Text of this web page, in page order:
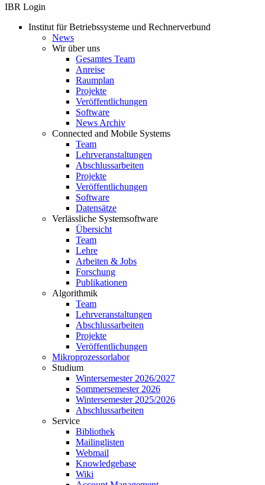
IBR Login
Institut für Betriebssysteme und Rechnerverbund
News
Wir über uns
Gesamtes Team
Anreise
Raumplan
Projekte
Veröffentlichungen
Software
News Archiv
Connected and Mobile Systems
Team
Lehrveranstaltungen
Abschlussarbeiten
Projekte
Veröffentlichungen
Software
Datensätze
Verlässliche Systemsoftware
Übersicht
Team
Lehre
Arbeiten & Jobs
Forschung
Publikationen
Algorithmik
Team
Lehrveranstaltungen
Abschlussarbeiten
Projekte
Veröffentlichungen
Mikroprozessorlabor
Studium
Wintersemester 2026/2027
Sommersemester 2026
Wintersemester 2025/2026
Abschlussarbeiten
Service
Bibliothek
Mailinglisten
Webmail
Knowledgebase
Wiki